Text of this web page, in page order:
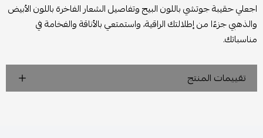
اجعلي حقيبة جوتشي باللون البيج وتفاصيل الشعار الفاخرة باللون الأبيض
والذهبي جزءًا من إطلالتك الراقية، واستمتعي بالأناقة والفخامة في
مناسباتك.
تقييمات المنتج